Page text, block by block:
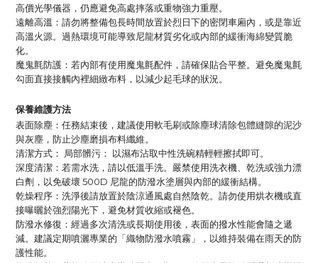
高價光學儀器，仍應避免高處摔落或重物強力重壓。
遠離高溫：請勿將整備包長時間放置於烈日下的密閉車廂內，或是靠近
高溫火源。過熱環境可能導致尼龍材質劣化或內部的緩衝海綿變質脆
化。
魔鬼氈防護：若內部有使用魔鬼氈配件，請確保貼合平整。避免魔鬼氈
勾面直接接觸內裡細緻布料，以減少起毛球的狀況。
保養維護方法
表面除塵：任務結束後，建議使用軟毛刷或除塵球清除包體縫隙的泥沙
與灰塵，防止沙塵磨損布料纖維。
清潔方式： 局部髒污： 以濕布沾取中性洗碗精輕輕擦拭即可。
深度清潔：若需水洗，請以低溫手洗。嚴禁使用洗衣機、乾洗或強力漂
白劑，以免破壞 500D 尼龍的防潑水塗層與內部的緩衝結構。
乾燥程序：洗淨後請放置於陰涼通風處自然陰乾。請勿使用烘衣機或直
接曝曬於強烈陽光下，避免材質收縮或褪色。
防潑水修復：經過多次清洗或長期使用後，表面的撥水性能會隨之遞
減。建議定期噴灑專業的「織物防潑水噴霧」，以維持裝備在雨天的防
護性能。